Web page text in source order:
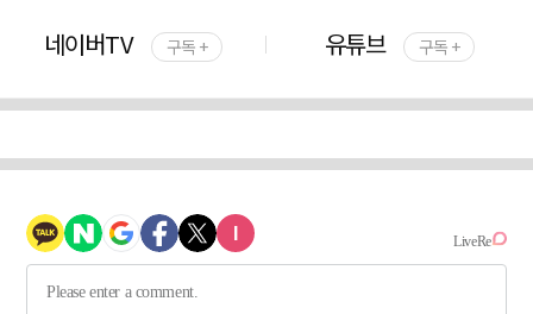
네이버TV 구독 + 유튜브 구독 +